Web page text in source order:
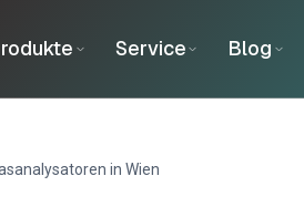
Service Blog
in Wien